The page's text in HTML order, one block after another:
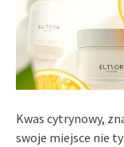
Kwas cytrynowy,
swoje miejsce nie